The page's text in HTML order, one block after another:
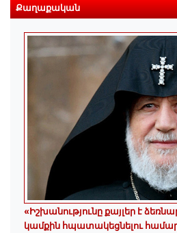
Քաղաքական
«Իշխանությունը քայլեր է
կամքին հպատակեցնելու